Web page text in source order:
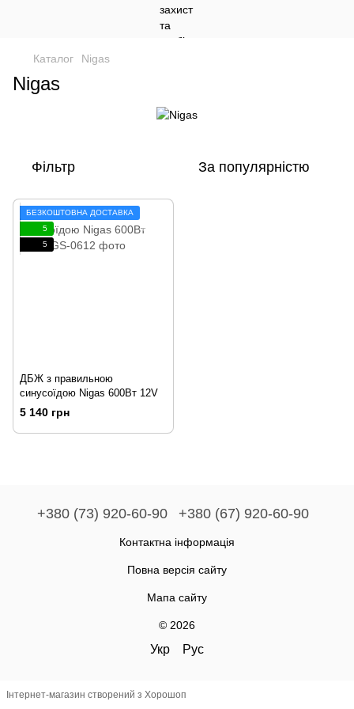
Каталог Nigas
Nigas
Фільтр За популярністю
БЕЗКОШТОВНА ДОСТАВКА
5
5
ДБЖ з правильною
синусоїдою Nigas 600Вт 12V
5 140 грн
+380 (73) 920-60-90 +380 (67) 920-60-90
Контактна інформація
Повна версія сайту
Мапа сайту
© 2026
Укр Рус
Інтернет-магазин створений з Хорошоп